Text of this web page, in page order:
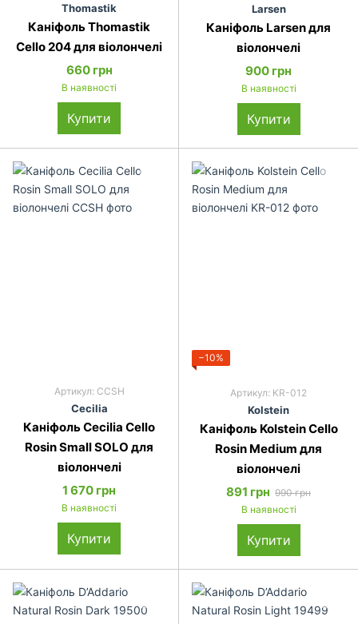
Thomastik
Каніфоль Thomastik
Cello 204 для віолончелі
660 грн
В наявності
Купити
Larsen
Каніфоль Larsen для
віолончелі
900 грн
В наявності
Купити
Артикул: CCSH
Ce­ci­lia
Каніфоль Cecilia Cello
Rosin Small SOLO для
віолончелі
1 670 грн
В наявності
Купити
−10%
Артикул: KR-012
Kolstein
Каніфоль Kolstein Cello
Rosin Medium для
віолончелі
891 грн 990 грн
В наявності
Купити